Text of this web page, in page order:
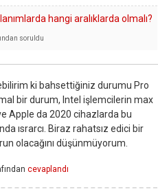
hangi aralıklarda olmalı?
soruldu
ki bahsettiğiniz durumu Pro
bir durum, Intel işlemcilerin max
Apple da 2020 cihazlarda bu
ısrarcı. Biraz rahatsız edici bir
olacağını düşünmüyorum.
cevaplandı